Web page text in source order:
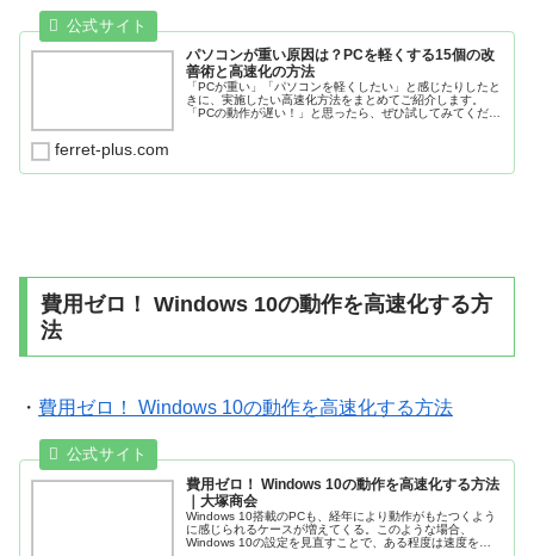
パソコンが重い原因は？PCを軽くする15個の改
善術と高速化の方法
「PCが重い」「パソコンを軽くしたい」と感じたりしたと
きに、実施したい高速化方法をまとめてご紹介します。
「PCの動作が遅い！」と思ったら、ぜひ試してみてくださ
ferret-plus.com
費用ゼロ！ Windows 10の動作を高速化する方
法
・ 費用ゼロ！ Windows 10の動作を高速化する方法
費用ゼロ！ Windows 10の動作を高速化する方法
｜大塚商会
Windows 10搭載のPCも、経年により動作がもたつくよう
に感じられるケースが増えてくる。このような場合、
Windows 10の設定を見直すことで、ある程度は速度を向